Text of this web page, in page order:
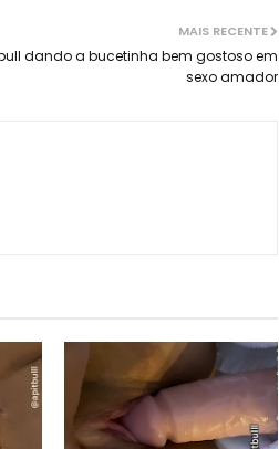
MAIS RECENTE
dando a bucetinha bem gostoso em
sexo amador